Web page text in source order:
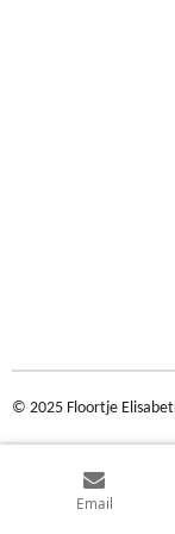
© 2025 Floortje
Email